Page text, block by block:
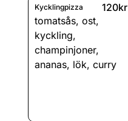
Kycklingpizza
120kr
tomatsås, ost,
kyckling,
champinjoner,
ananas, lök, curry